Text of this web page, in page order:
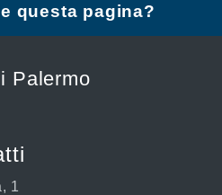
questa pagina?
Palermo
1